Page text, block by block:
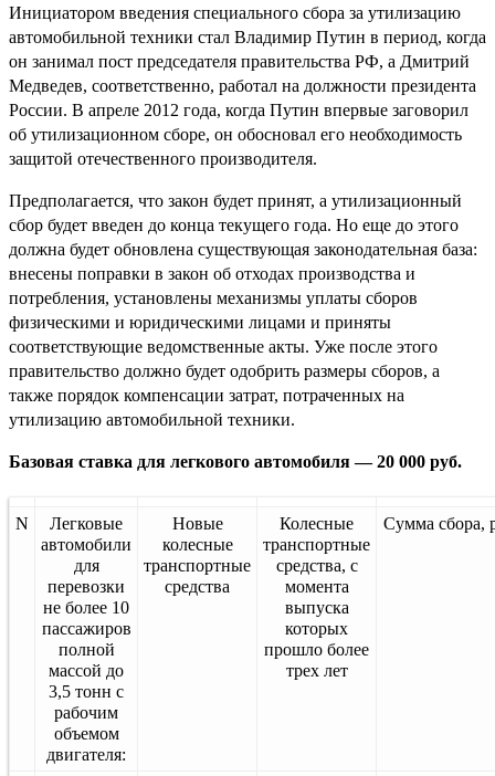
Инициатором введения специального сбора за утилизацию
автомобильной техники стал Владимир Путин в период, когда
он занимал пост председателя правительства РФ, а Дмитрий
Медведев, соответственно, работал на должности президента
России. В апреле 2012 года, когда Путин впервые заговорил
об утилизационном сборе, он обосновал его необходимость
защитой отечественного производителя.
Предполагается, что закон будет принят, а утилизационный
сбор будет введен до конца текущего года. Но еще до этого
должна будет обновлена существующая законодательная база:
внесены поправки в закон об отходах производства и
потребления, установлены механизмы уплаты сборов
физическими и юридическими лицами и приняты
соответствующие ведомственные акты. Уже после этого
правительство должно будет одобрить размеры сборов, а
также порядок компенсации затрат, потраченных на
утилизацию автомобильной техники.
Базовая ставка для легкового автомобиля — 20 000 руб.
N
Легковые
автомобили
для
перевозки
не более 10
пассажиров
полной
массой до
3,5 тонн с
рабочим
объемом
двигателя:
Новые
колесные
транспортные
средства
Колесные
транспортные
средства, с
момента
выпуска
которых
прошло более
трех лет
Сумма сбора,